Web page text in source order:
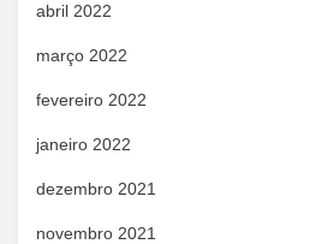
abril 2022
março 2022
fevereiro 2022
janeiro 2022
dezembro 2021
novembro 2021